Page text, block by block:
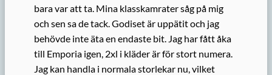
bara var att ta. Mina klasskamrater såg på mig
och sen sa de tack. Godiset är uppätit och jag
behövde inte äta en endaste bit. Jag har fått åka
till Emporia igen, 2xl i kläder är för stort numera.
Jag kan handla i normala storlekar nu, vilket